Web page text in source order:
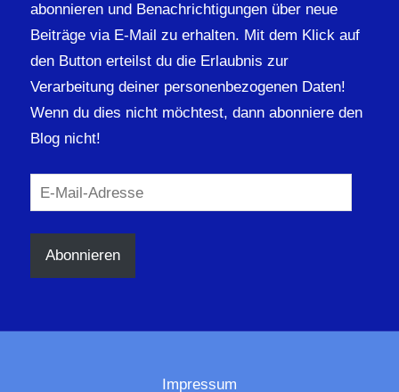
abonnieren und Benachrichtigungen über neue
Beiträge via E-Mail zu erhalten. Mit dem Klick auf
den Button erteilst du die Erlaubnis zur
Verarbeitung deiner personenbezogenen Daten!
Wenn du dies nicht möchtest, dann abonniere den
Blog nicht!
E-
Mail-
Adresse
Abonnieren
Impressum